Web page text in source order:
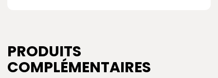
PRODUITS
COMPLÉMENTAIRES